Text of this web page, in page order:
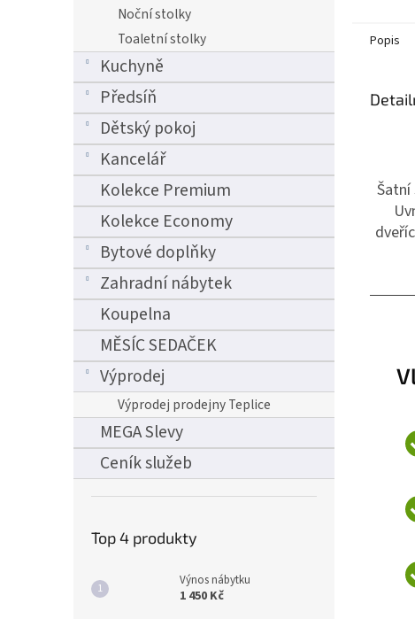
Noční stolky
Toaletní stolky
Kuchyně
Předsíň
Dětský pokoj
Kancelář
Kolekce Premium
Kolekce Economy
Bytové doplňky
Zahradní nábytek
Koupelna
MĚSÍC SEDAČEK
Výprodej
Výprodej prodejny Teplice
MEGA Slevy
Ceník služeb
Top 4 produkty
Výnos nábytku
1 450 Kč
Popis
Šatní